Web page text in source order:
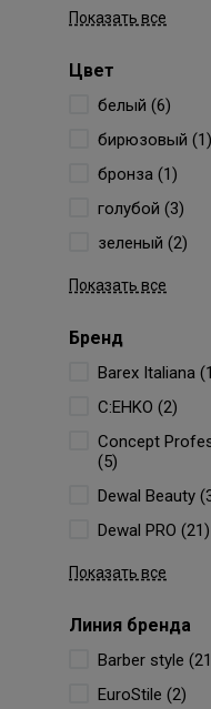
Показать все
Цвет
белый (6)
бирюзовый (1)
бронза (1)
голубой (3)
зеленый (2)
Показать все
Бренд
Barex Italiana
C:EHKO (2)
Concept
(5)
Dewal Beauty
Dewal PRO (21)
Показать все
Линия бренда
Barber style
EuroStile (2)